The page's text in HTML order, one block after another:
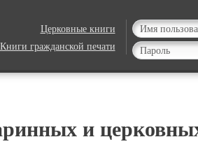
Церковные книги
Книги гражданской печати
и